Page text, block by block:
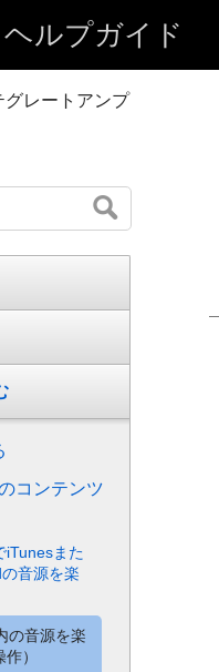
ヘルプガイド
グレートアンプ
コンテンツ
iTunesまた
音源を楽
の音源を楽
）